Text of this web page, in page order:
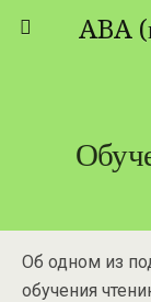
Об одном из
обучения